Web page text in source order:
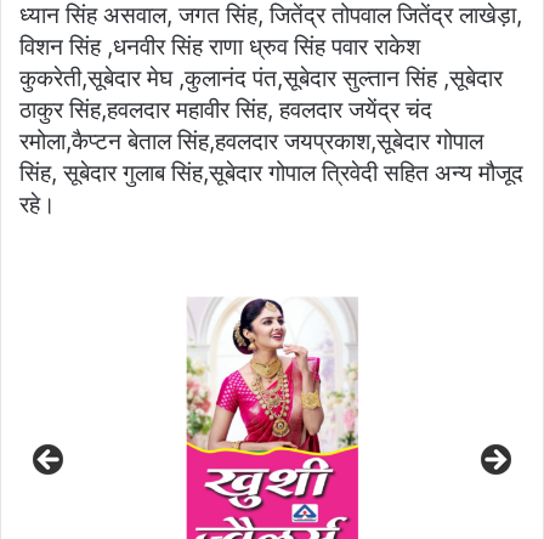
ध्यान सिंह असवाल, जगत सिंह, जितेंद्र तोपवाल जितेंद्र लाखेड़ा,
विशन सिंह ,धनवीर सिंह राणा ध्रुव सिंह पवार राकेश
कुकरेती,सूबेदार मेघ ,कुलानंद पंत,सूबेदार सुल्तान सिंह ,सूबेदार
ठाकुर सिंह,हवलदार महावीर सिंह, हवलदार जयेंद्र चंद
रमोला,कैप्टन बेताल सिंह,हवलदार जयप्रकाश,सूबेदार गोपाल
सिंह, सूबेदार गुलाब सिंह,सूबेदार गोपाल त्रिवेदी सहित अन्य मौजूद
रहे।